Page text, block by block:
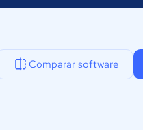
Comparar software